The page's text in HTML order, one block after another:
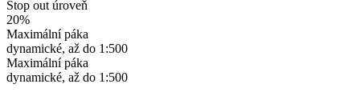
Stop out úroveň
20%
Maximální páka
dynamické, až do 1:500
Maximální páka
dynamické, až do 1:500